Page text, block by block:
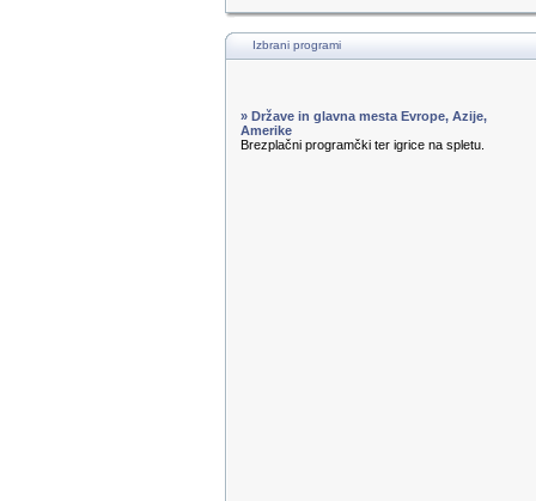
Izbrani programi
» Države in glavna mesta Evrope, Azije,
Amerike
Brezplačni programčki ter igrice na spletu.